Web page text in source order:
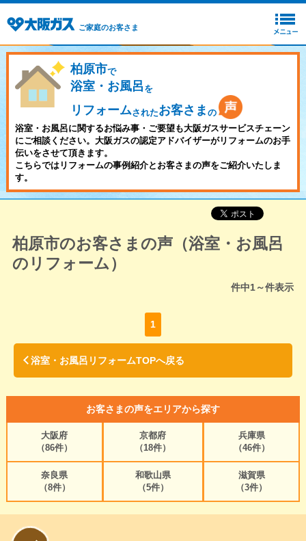
ご家庭のお客さま
柏原市で
浴室・お風呂 を
リフォームされたお客さま の
浴室・お風呂に関するお悩み事・ご要望も大阪ガスサービスチェーン
にご相談ください。大阪ガスの認定アドバイザーがリフォームのお手
伝いをさせて頂きます。
こちらではリフォームの事例紹介とお客さまの声をご紹介いたしま
す。
柏原市のお客さまの声（浴室・お風呂
のリフォーム）
件中1～件表示
1
浴室・お風呂リフォームTOPへ戻る
お客さまの声をエリアから探す
大阪府
（86件）
京都府
（18件）
兵庫県
（46件）
奈良県
（8件）
和歌山県
（5件）
滋賀県
（3件）